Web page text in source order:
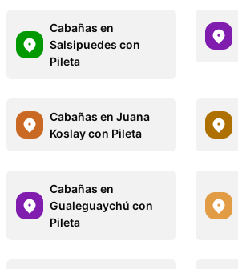
Cabañas en
Salsipuedes con
Pileta
Cabañas en Juana
Koslay con Pileta
Cabañas en
Gualeguaychú con
Pileta